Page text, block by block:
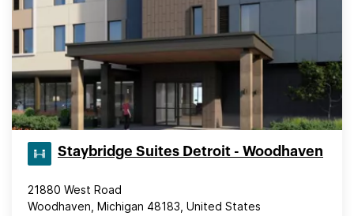
Staybridge Suites Detroit - Woodhaven
21880 West Road
Woodhaven, Michigan 48183, United States